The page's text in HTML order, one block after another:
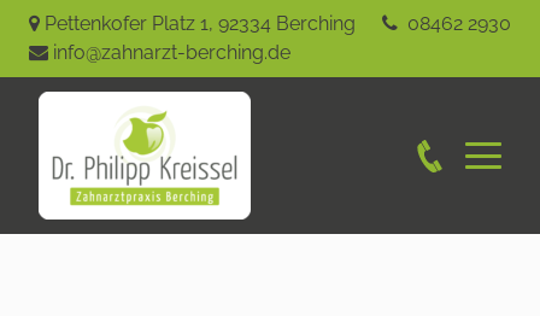
Pettenkofer Platz 1, 92334 Berching
08462 2930
info@zahnarzt-berching.de